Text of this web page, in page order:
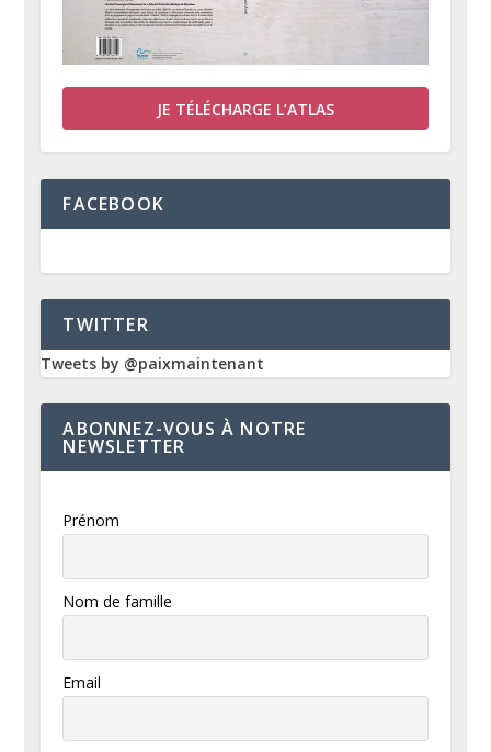
JE TÉLÉCHARGE L’ATLAS
FACEBOOK
TWITTER
Tweets by @paixmaintenant
ABONNEZ-VOUS À NOTRE
NEWSLETTER
Prénom
Nom de famille
Email